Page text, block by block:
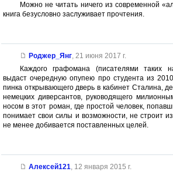
Можно не читать ничего из современной
книга безусловно заслуживает прочтения.
Роджер_Янг, 21 июня 2017 г.
Каждого графомана (писателями таких
выдаст очередную опупею про студента из
пинка открывающего дверь в кабинет Сталина,
немецких диверсантов, руководящего
носом в этот роман, где простой человек,
понимает свои силы и возможности, не строит
не менее добивается поставленных целей.
Алексей121, 12 января 2015 г.